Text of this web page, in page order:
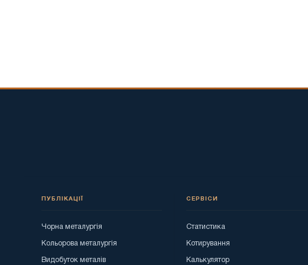
ПУБЛІКАЦІЇ
Чорна металургія
Кольорова металургія
Видобуток металів
СЕРВІСИ
Статистика
Котирування
Калькулятор